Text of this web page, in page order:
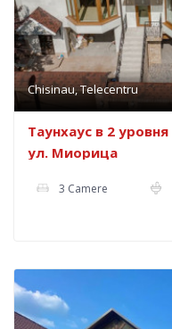
Chisinau, Telecentru
Таунхаус в 2
ул. Миорица
3 Camere